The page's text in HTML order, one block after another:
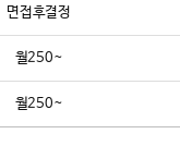
인이 곧 경쟁력이라고 믿었다
리어를 넘어 태권도장의 본
서의 첫 시도였지만, 멧디자
도장의 흔적은 사라지고, 브
면접후결정
월250~
월250~